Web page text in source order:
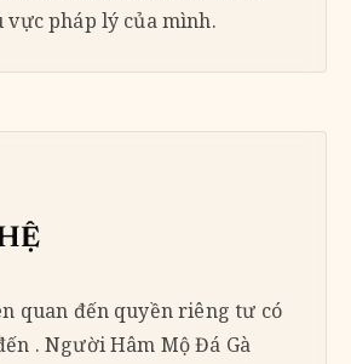
pháp lý của mình.
quan đến quyền riêng tư có
. Người Hâm Mộ Đá Gà